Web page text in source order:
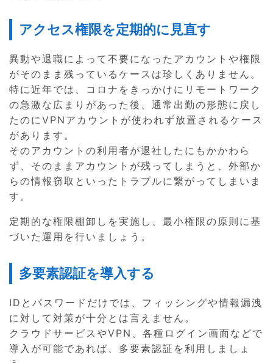
アクセス権限を定期的に見直す
異動や退職によって不要になったアカウントや権限
がそのまま残っているケースは珍しくありません。
特に近年では、コロナをきっかけにリモートワーク
の急激な広まりがあった後、通常出勤の形態に戻し
たのにVPNアカウントが使われず放置されるケース
があります。
そのアカウントの利用者が退社したにもかかわら
ず、そのままアカウントが残ってしまうと、外部か
らの情報窃取といったトラブルに繋がってしまいま
す。
定期的な権限棚卸しを実施し、最小権限の原則に基
づいた運用を行いましょう。
多要素認証を導入する
IDとパスワードだけでは、フィッシングや情報漏洩
に対して対策が十分とは言えません。
クラウドサービスやVPN、各種ログイン画面などで
導入が可能であれば、多要素認証を利用しましょ